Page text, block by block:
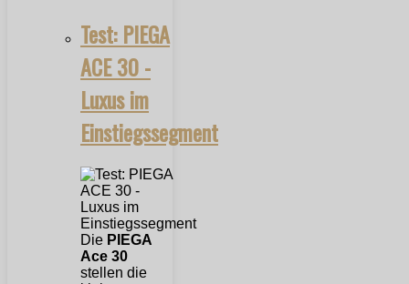
Test: PIEGA
ACE 30 -
Luxus im
Einstiegssegment
Die PIEGA
Ace 30
stellen die